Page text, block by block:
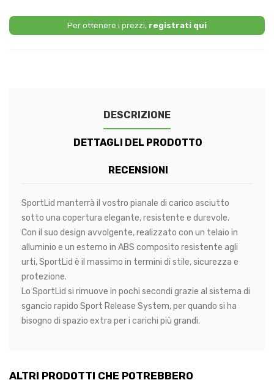
Per ottenere i prezzi, registrati qui
DESCRIZIONE
DETTAGLI DEL PRODOTTO
RECENSIONI
SportLid manterrà il vostro pianale di carico asciutto
sotto una copertura elegante, resistente e durevole.
Con il suo design avvolgente, realizzato con un telaio in
alluminio e un esterno in ABS composito resistente agli
urti, SportLid è il massimo in termini di stile, sicurezza e
protezione.
Lo SportLid si rimuove in pochi secondi grazie al sistema di
sgancio rapido Sport Release System, per quando si ha
bisogno di spazio extra per i carichi più grandi.
ALTRI PRODOTTI CHE POTREBBERO